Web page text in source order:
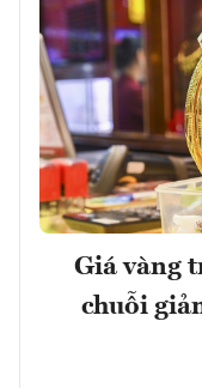
Giá vàng
chuỗi